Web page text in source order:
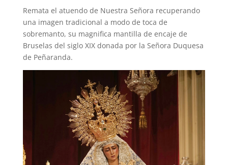
Remata el atuendo de Nuestra Señora recuperando
una imagen tradicional a modo de toca de
sobremanto, su magnifica mantilla de encaje de
Bruselas del siglo XIX donada por la Señora Duquesa
de Peñaranda.